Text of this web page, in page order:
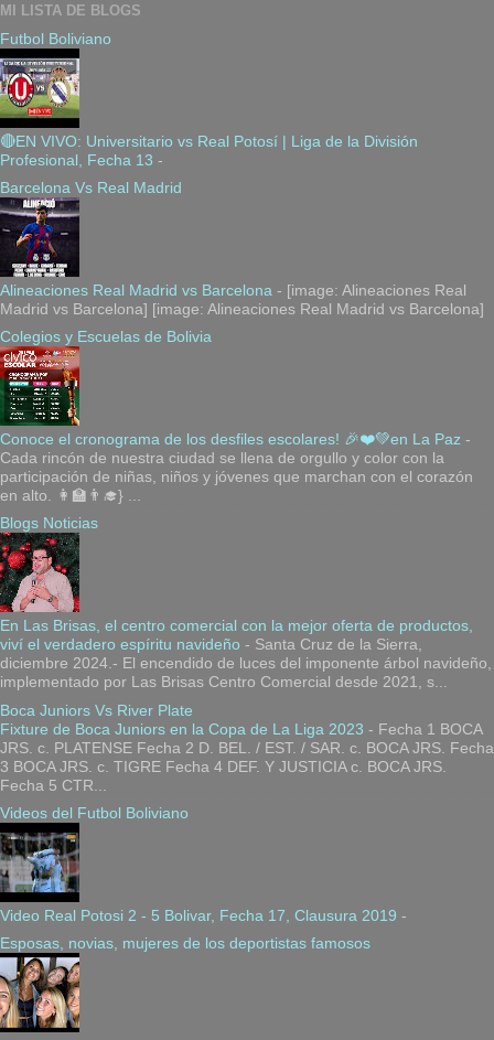
MI LISTA DE BLOGS
Futbol Boliviano
🔴EN VIVO: Universitario vs Real Potosí | Liga de la División
Profesional, Fecha 13 -
Barcelona Vs Real Madrid
Alineaciones Real Madrid vs Barcelona - [image: Alineaciones Real
Madrid vs Barcelona] [image: Alineaciones Real Madrid vs Barcelona]
Colegios y Escuelas de Bolivia
Conoce el cronograma de los desfiles escolares! 🎉❤️💚en La Paz -
Cada rincón de nuestra ciudad se llena de orgullo y color con la
participación de niñas, niños y jóvenes que marchan con el corazón
en alto. 👩‍🏫👨‍🎓} ...
Blogs Noticias
En Las Brisas, el centro comercial con la mejor oferta de productos,
viví el verdadero espíritu navideño - Santa Cruz de la Sierra,
diciembre 2024.- El encendido de luces del imponente árbol navideño,
implementado por Las Brisas Centro Comercial desde 2021, s...
Boca Juniors Vs River Plate
Fixture de Boca Juniors en la Copa de La Liga 2023 - Fecha 1 BOCA
JRS. c. PLATENSE Fecha 2 D. BEL. / EST. / SAR. c. BOCA JRS. Fecha
3 BOCA JRS. c. TIGRE Fecha 4 DEF. Y JUSTICIA c. BOCA JRS.
Fecha 5 CTR...
Videos del Futbol Boliviano
Video Real Potosi 2 - 5 Bolivar, Fecha 17, Clausura 2019 -
Esposas, novias, mujeres de los deportistas famosos